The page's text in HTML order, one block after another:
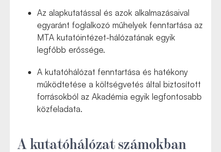
Az alapkutatással és azok alkalmazásaival
egyaránt foglalkozó műhelyek fenntartása az
MTA kutatóintézet-hálózatának egyik
legfőbb erőssége.
A kutatóhálózat fenntartása és hatékony
működtetése a költségvetés által biztosított
forrásokból az Akadémia egyik legfontosabb
közfeladata.
A kutatóhálózat számokban